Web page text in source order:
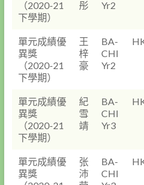
（2020-21
下學期）
彤
Yr2
單元成績優
異獎
（2020-21
下學期）
王
梓
豪
BA-
CHI
Yr2
單元成績優
異獎
（2020-21
下學期）
紀
雪
靖
BA-
CHI
Yr3
單元成績優
異獎
张
沛
BA-
CHI